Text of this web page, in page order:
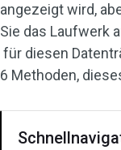
angezeigt wird,
Sie das Laufwerk
für diesen
6 Methoden,